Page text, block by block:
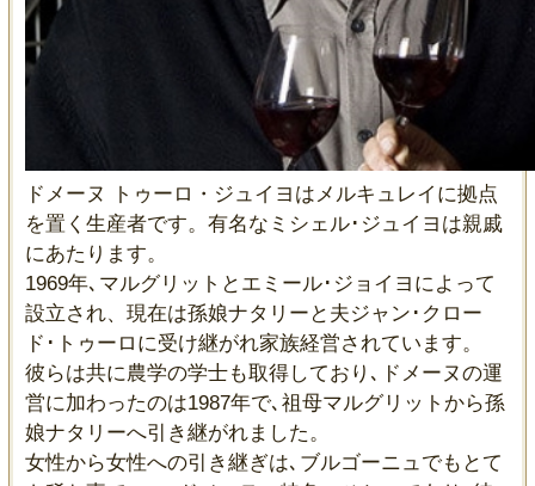
ドメーヌ トゥーロ・ジュイヨはメルキュレイに拠点
を置く生産者です。有名なミシェル･ジュイヨは親戚
にあたります。
1969年､マルグリットとエミール･ジョイヨによって
設立され、現在は孫娘ナタリーと夫ジャン･クロー
ド･トゥーロに受け継がれ家族経営されています。
彼らは共に農学の学士も取得しており､ドメーヌの運
営に加わったのは1987年で､祖母マルグリットから孫
娘ナタリーへ引き継がれました。
女性から女性への引き継ぎは､ブルゴーニュでもとて